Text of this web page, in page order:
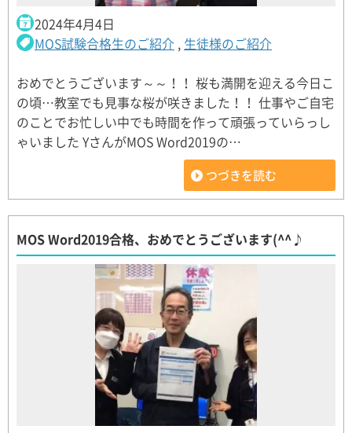
2024年4月4日
MOS試験合格生のご紹介 , 生徒様のご紹介
おめでとうございます～～！！ 桜も満開を迎える今日こ
の頃…教室でも見事な桜が咲きました！！ 仕事やご自宅
のことでお忙しい中でも時間を作って頑張っていらっし
ゃいました YさんがMOS Word2019の…
つづきを読む
MOS Word2019合格、おめでとうございます(^^♪